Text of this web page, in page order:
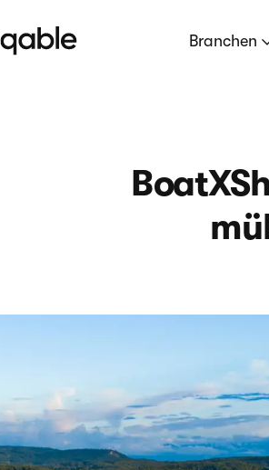
Branchen